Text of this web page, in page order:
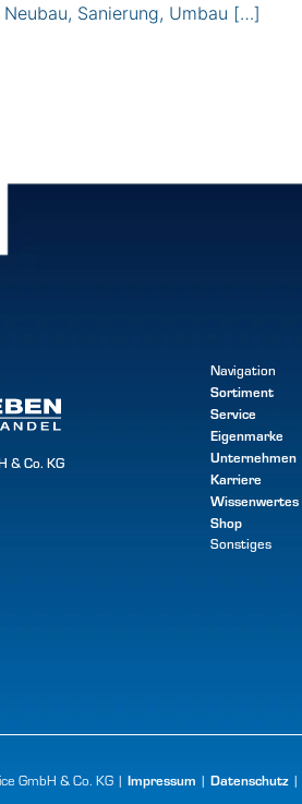
Neubau, Sanierung, Umbau […]
& Co. KG
Navigation
Sortiment
Service
Eigenmarke
Unternehmen
Karriere
Wissenwertes
Shop
Sonstiges
GmbH & Co. KG | Impressum | Datenschutz |